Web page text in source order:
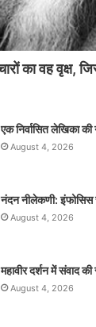
का वह वृक्ष,
एक निर्वासित लेखिका
August 4, 2026
नंदन नीलेकणी: इंफोसिस
August 4, 2026
महावीर दर्शन में संवाद
August 4, 2026